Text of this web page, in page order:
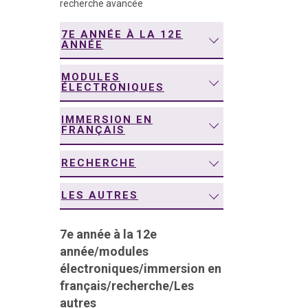
recherche avancée
7E ANNÉE À LA 12E
ANNÉE
MODULES
ÉLECTRONIQUES
IMMERSION EN
FRANÇAIS
RECHERCHE
LES AUTRES
7e année à la 12e
année/modules
électroniques/immersion en
français/recherche/Les
autres